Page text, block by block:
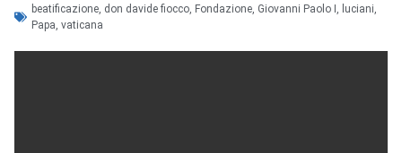
beatificazione don davide fiocco Fondazione Giovanni Paolo I luciani
Papa vaticana